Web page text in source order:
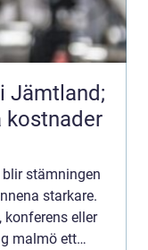
Jämtland;
kostnader
stämningen
starkare.
konferens eller
malmö ett